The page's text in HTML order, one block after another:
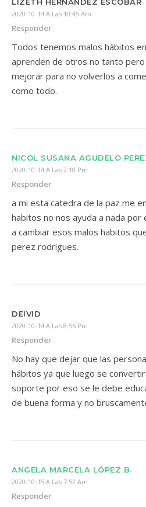
2020-10-14 A Las 10:45 Am
Responder
Todos tenemos malos hábitos
aprenden de otros no tanto
mejorar para no volverlos a
como todo.
NICOL SUSANA AGUDELO
2020-10-14 A Las 2:18 Pm
Responder
a mi esta catedra de la paz me
habitos no nos ayuda a nada
a cambiar esos malos habitos
perez rodrigues.
DEIVID
2020-10-14 A Las 8:56 Pm
Responder
No hay que dejar que las
hábitos ya que luego se
soporte por eso se le debe
de buena forma y no
ANGELA MARCELA LÓPEZ B.
2020-10-15 A Las 7:52 Am
Responder